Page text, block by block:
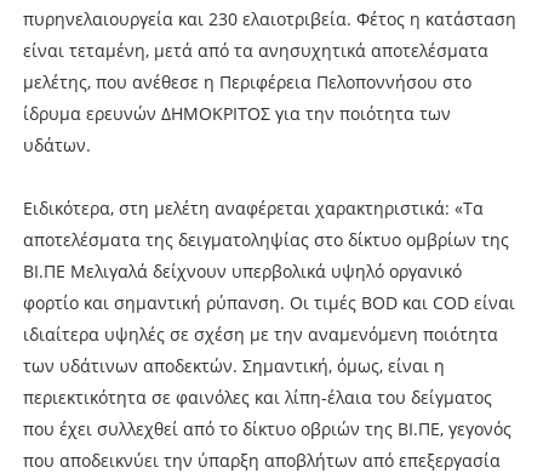
πυρηνελαιουργεία και 230 ελαιοτριβεία. Φέτος η κατάσταση
είναι τεταμένη, μετά από τα ανησυχητικά αποτελέσματα
μελέτης, που ανέθεσε η Περιφέρεια Πελοποννήσου στο
ίδρυμα ερευνών ΔΗΜΟΚΡΙΤΟΣ για την ποιότητα των
υδάτων.
Ειδικότερα, στη μελέτη αναφέρεται χαρακτηριστικά: «Τα
αποτελέσματα της δειγματοληψίας στο δίκτυο οµβρίων της
ΒΙ.ΠΕ Μελιγαλά δείχνουν υπερβολικά υψηλό οργανικό
φορτίο και σηµαντική ρύπανση. Οι τιµές BOD και COD είναι
ιδιαίτερα υψηλές σε σχέση µε την αναμενόμενη ποιότητα
των υδάτινων αποδεκτών. Σημαντική, όµως, είναι η
περιεκτικότητα σε φαινόλες και λίπη-έλαια του δείγματος
που έχει συλλεχθεί από το δίκτυο οβριών της ΒΙ.ΠΕ, γεγονός
που αποδεικνύει την ύπαρξη αποβλήτων από επεξεργασία